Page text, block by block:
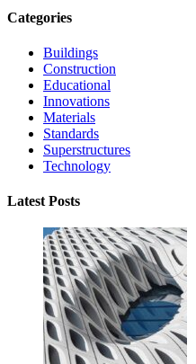
Categories
Buildings
Construction
Educational
Innovations
Materials
Standards
Superstructures
Technology
Latest Posts